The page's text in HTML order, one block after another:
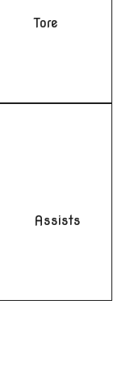
Tore
Assists